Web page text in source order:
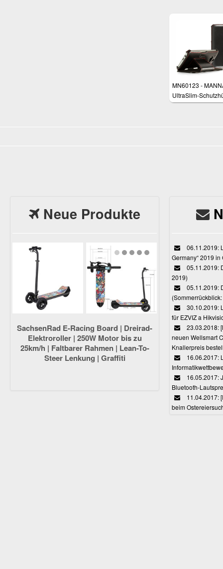
MN60123 -
UltraSlim-
für HTC One M8
Neue Produkte
SachsenRad E-Racing Board | Dreirad-
Elektroroller | 250W Motor bis zu
25km/h | Faltbarer Rahmen | Lean-To-
Steer Lenkung | Graffiti
06.11.2019:
Germany“ 2019
05.11.2019:
2019)
05.11.2019:
30.10.2019:
für EZVIZ a
23.03.2018:
neuen Wellsmart
Knallerpreis
16.06.2017:
16.05.2017:
Bluetooth-
11.04.2017:
beim